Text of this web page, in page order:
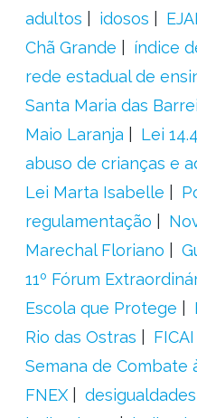
adultos
idosos EJAI
Chã Grande
índice
rede estadual de
Santa Maria das
Maio Laranja
Lei
abuso de crianças e
Lei Marta Isabelle
regulamentação
Marechal Floriano
11º Fórum
Escola que Protege
Rio das Ostras
FICAI
Semana de Combate
FNEX
desigualdades